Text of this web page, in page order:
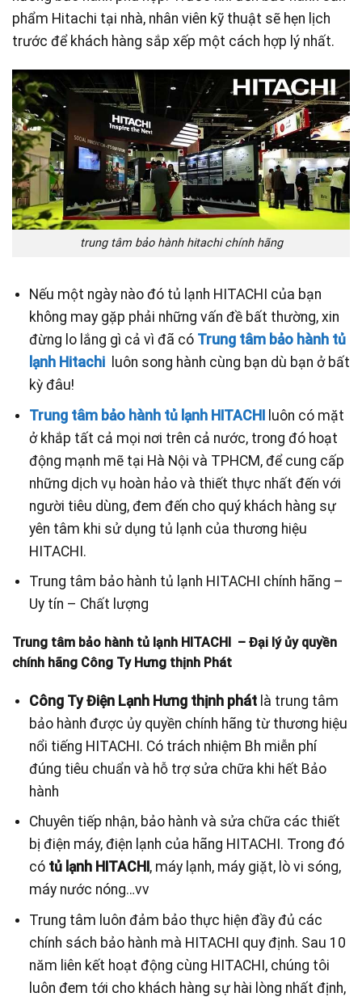
phẩm Hitachi tại nhà, nhân viên kỹ thuật sẽ hẹn lịch
trước để khách hàng sắp xếp một cách hợp lý nhất.
trung tâm bảo hành hitachi chính hãng
Nếu một ngày nào đó tủ lạnh HITACHI của bạn
không may gặp phải những vấn đề bất thường, xin
đừng lo lắng gì cả vì đã có Trung tâm bảo hành tủ
lạnh Hitachi
luôn song hành cùng bạn dù bạn ở bất
kỳ đâu!
Trung tâm bảo hành tủ lạnh HITACHIluôn có mặt
ở khắp tất cả mọi nơi trên cả nước, trong đó hoạt
động mạnh mẽ tại Hà Nội và TPHCM, để cung cấp
những dịch vụ hoàn hảo và thiết thực nhất đến với
người tiêu dùng, đem đến cho quý khách hàng sự
yên tâm khi sử dụng tủ lạnh của thương hiệu
HITACHI.
Trung tâm bảo hành tủ lạnh HITACHI chính hãng –
Uy tín – Chất lượng
Trung tâm bảo hành tủ lạnh HITACHI – Đại lý ủy quyền
chính hãng Công Ty Hưng thịnh Phát
Công Ty Điện Lạnh Hưng thịnh phát là trung tâm
bảo hành được ủy quyền chính hãng từ thương hiệu
nổi tiếng HITACHI. Có trách nhiệm Bh miễn phí
đúng tiêu chuẩn và hỗ trợ sửa chữa khi hết Bảo
hành
Chuyên tiếp nhận, bảo hành và sửa chữa các thiết
bị điện máy, điện lạnh của hãng HITACHI. Trong đó
có tủ lạnh HITACHI , máy lạnh, máy giặt, lò vi sóng,
máy nước nóng…vv
Trung tâm luôn đảm bảo thực hiện đầy đủ các
chính sách bảo hành mà HITACHI quy định. Sau 10
năm liên kết hoạt động cùng HITACHI, chúng tôi
luôn đem tới cho khách hàng sự hài lòng nhất định,